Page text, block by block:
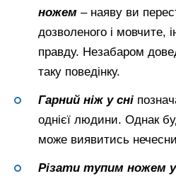
ножем – наяву ви
дозволеного і мовчите,
правду. Незабаром
таку поведінку.
Гарний ніж у сні
однієї людини. Однак
може виявитись
Різати тупим ножем